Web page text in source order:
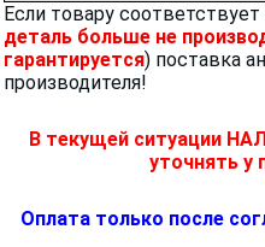
Если товару соответствует
деталь больше не
гарантируется) поставка
производителя!
В текущей ситуации
уточнять у
Оплата только после